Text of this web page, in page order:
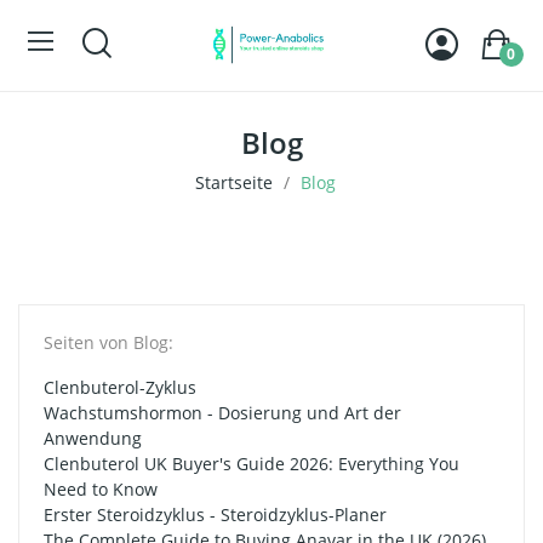
0
Blog
Startseite Blog
Seiten von Blog:
Clenbuterol-Zyklus
Wachstumshormon - Dosierung und Art der
Anwendung
Clenbuterol UK Buyer's Guide 2026: Everything You
Need to Know
Erster Steroidzyklus - Steroidzyklus-Planer